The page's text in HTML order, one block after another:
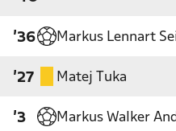
'36 Markus Lennart
'27 Matej Tuka
'3 Markus Walker